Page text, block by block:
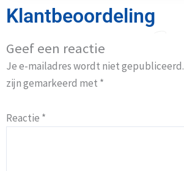
Klantbeoordeling
Geef een reactie
Je e-mailadres wordt niet gepubliceerd.
zijn gemarkeerd met *
Reactie *